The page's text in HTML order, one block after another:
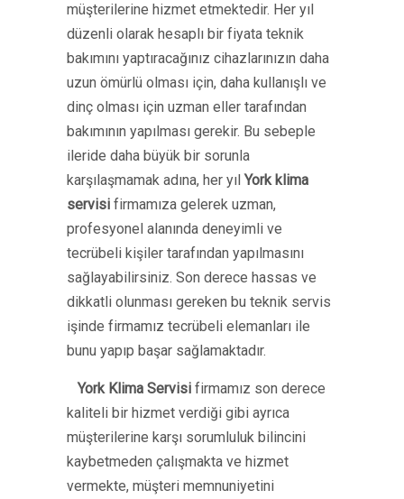
müşterilerine hizmet etmektedir. Her yıl
düzenli olarak hesaplı bir fiyata teknik
bakımını yaptıracağınız cihazlarınızın daha
uzun ömürlü olması için, daha kullanışlı ve
dinç olması için uzman eller tarafından
bakımının yapılması gerekir. Bu sebeple
ileride daha büyük bir sorunla
karşılaşmamak adına, her yılYork klima
servisi firmamıza gelerek uzman,
profesyonel alanında deneyimli ve
tecrübeli kişiler tarafından yapılmasını
sağlayabilirsiniz. Son derece hassas ve
dikkatli olunması gereken bu teknik servis
işinde firmamız tecrübeli elemanları ile
bunu yapıp başar sağlamaktadır.
York Klima Servisi firmamız son derece
kaliteli bir hizmet verdiği gibi ayrıca
müşterilerine karşı sorumluluk bilincini
kaybetmeden çalışmakta ve hizmet
vermekte, müşteri memnuniyetini